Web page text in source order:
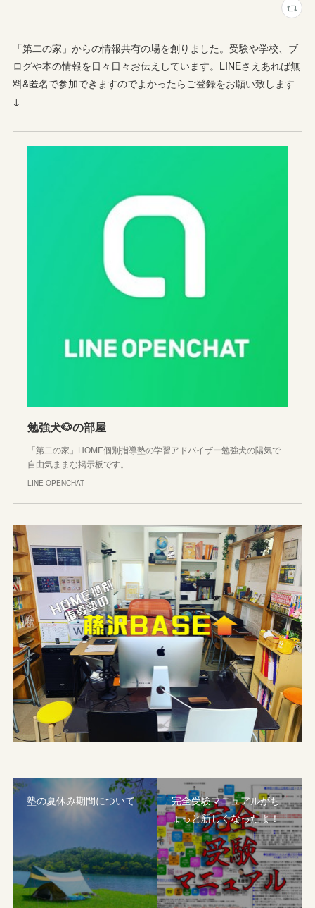
「第二の家」からの情報共有の場を創りました。受験や学校、ブ
ログや本の情報を日々日々お伝えしています。LINEさえあれば無
料&匿名で参加できますのでよかったらご登録をお願い致します
↓
勉強犬🐶の部屋
「第二の家」HOME個別指導塾の学習アドバイザー勉強犬の陽気で
自由気ままな掲示板です。
LINE OPENCHAT
塾の夏休み期間について
完全受験マニュアルがち
ょっと新しくなったよ！